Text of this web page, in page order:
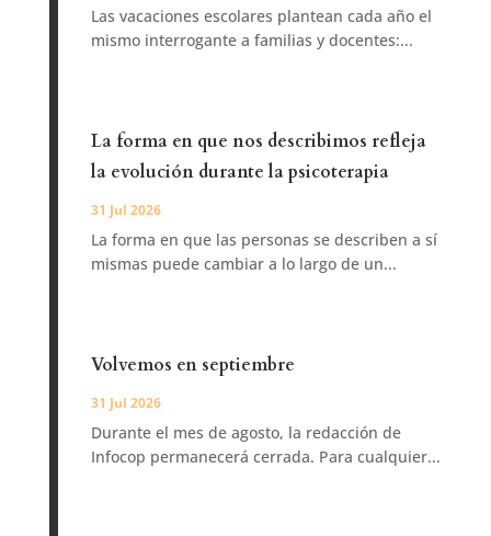
Las vacaciones escolares plantean cada año el
mismo interrogante a familias y docentes:...
La forma en que nos describimos refleja
la evolución durante la psicoterapia
31 Jul 2026
La forma en que las personas se describen a sí
mismas puede cambiar a lo largo de un...
Volvemos en septiembre
31 Jul 2026
Durante el mes de agosto, la redacción de
Infocop permanecerá cerrada. Para cualquier...